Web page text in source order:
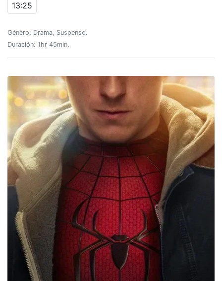
13:25
Género: Drama, Suspenso.
Duración: 1hr 45min.